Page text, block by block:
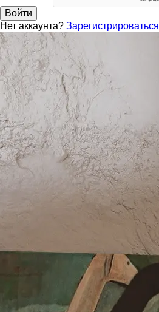
Войти
Нет аккаунта? Зарегистрироваться